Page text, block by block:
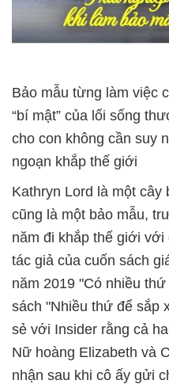
Bảo mẫu từng làm việc
“bí mật” của lối sống
cho con không cần suy
ngoạn khắp thế giới
Kathryn Lord là một
cũng là một bảo mẫu,
năm đi khắp thế giới
tác giả của cuốn sách
năm 2019 "Có nhiều
sách "Nhiều thứ để sắp
sẻ với Insider rằng cả
Nữ hoàng Elizabeth và
nhận sau khi cô ấy gửi